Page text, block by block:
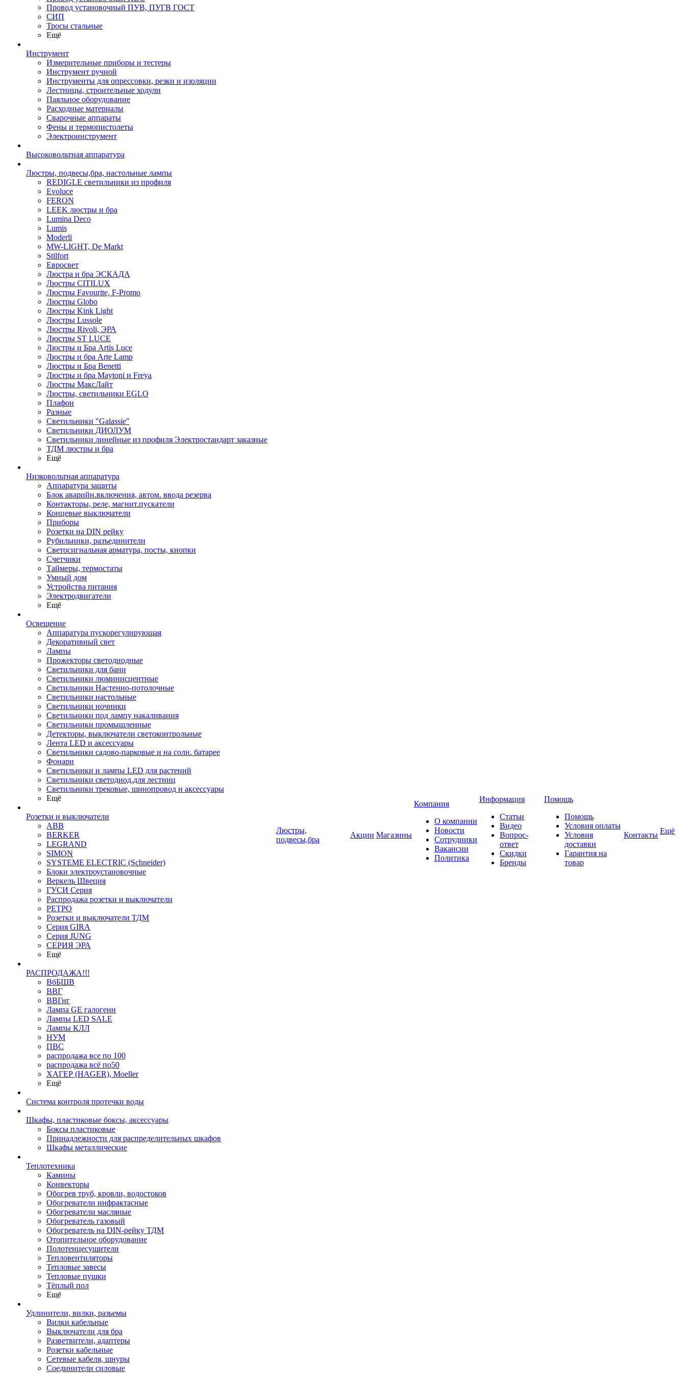
Провод установочный ПУВ, ПУГВ ГОСТ
СИП
Тросы стальные
Ещё
Инструмент
Измерительные приборы и тестеры
Инструмент ручной
Инструменты для опрессовки, резки и изоляции
Лестницы, строительные ходули
Паяльное оборудование
Расходные материалы
Сварочные аппараты
Фены и термопистолеты
Электроинструмент
Высоковольтная аппаратура
Люстры, подвесы,бра, настольные лампы
REDIGLE светильники из профиля
Evoluce
FERON
LEEK люстры и бра
Lumina Deco
Lumis
Moderli
MW-LIGHT, De Markt
Stilfort
Евросвет
Люстра и бра ЭСКАДА
Люстры CITILUX
Люстры Favourite, F-Promo
Люстры Globo
Люстры Kink Light
Люстры Lussole
Люстры Rivoli, ЭРА
Люстры ST LUCE
Люстры и Бра Artis Luce
Люстры и бра Arte Lamp
Люстры и Бра Benetti
Люстры и бра Maytoni и Freya
Люстры МаксЛайт
Люстры, светильники EGLO
Плафон
Разные
Светильники "Galassie"
Светильники ДИОЛУМ
Светильники линейные из профиля Электростандарт заказные
ТДМ люстры и бра
Ещё
Низковольтная аппаратура
Аппаратура защиты
Блок аварийн.включения, автом. ввода резерва
Контакторы, реле, магнит.пускатели
Концевые выключатели
Приборы
Розетки на DIN рейку
Рубильники, разъединители
Светосигнальная арматура, посты, кнопки
Счетчики
Таймеры, термостаты
Умный дом
Устройства питания
Электродвигатели
Ещё
Освещение
Аппаратура пускорегулирующая
Декоративный свет
Лампы
Прожекторы светодиодные
Светильники для бани
Светильники люминисцентные
Светильники Настенно-потолочные
Светильники настольные
Светильники ночники
Светильники под лампу накаливания
Светильники промышленные
Детекторы, выключатели светоконтрольные
Лента LED и аксессуары
Светильники садово-парковые и на солн. батарее
Фонари
Светильники и лампы LED для растений
Светильники светодиод.для лестниц
Светильники трековые, шинопровод и аксессуары
Ещё
Розетки и выключатели
ABB
BERKER
LEGRAND
SIMON
SYSTEME ELECTRIC (Schneider)
Блоки электроустановочные
Веркель Швеция
ГУСИ Серия
Распродажа розетки и выключатели
РЕТРО
Розетки и выключатели ТДМ
Серия GIRA
Серия JUNG
СЕРИЯ ЭРА
Ещё
РАСПРОДАЖА!!!
ВбБШВ
ВВГ
ВВГнг
Лампа GE галогенн
Лампы LED SALE
Лампы КЛЛ
НУМ
ПВС
распродажа все по 100
распродажа всё по50
ХАГЕР (HAGER), Moeller
Ещё
Система контроля протечки воды
Шкафы, пластиковые боксы, аксессуары
Боксы пластиковые
Принадлежности для распределительных шкафов
Шкафы металлические
Теплотехника
Камины
Конвекторы
Обогрев труб, кровли, водостоков
Обогреватели инфрактасные
Обогреватели масляные
Обогреватель газовый
Обогреватель на DIN-рейку ТДМ
Отопительное оборудование
Полотенцесушители
Тепловентиляторы
Тепловые завесы
Тепловые пушки
Тёплый пол
Ещё
Удлинители, вилки, разьемы
Вилки кабельные
Выключатели для бра
Разветвители, адаптеры
Розетки кабельные
Сетевые кабеля, шнуры
Соединители силовые
Люстры,
подвесы,бра
Акции Магазины
Компания
О компании
Новости
Сотрудники
Вакансии
Политика
Информация
Статьи
Видео
Вопрос-
ответ
Скидки
Бренды
Помощь
Помощь
Условия оплаты
Условия
доставки
Гарантия на
товар
Контакты Ещё